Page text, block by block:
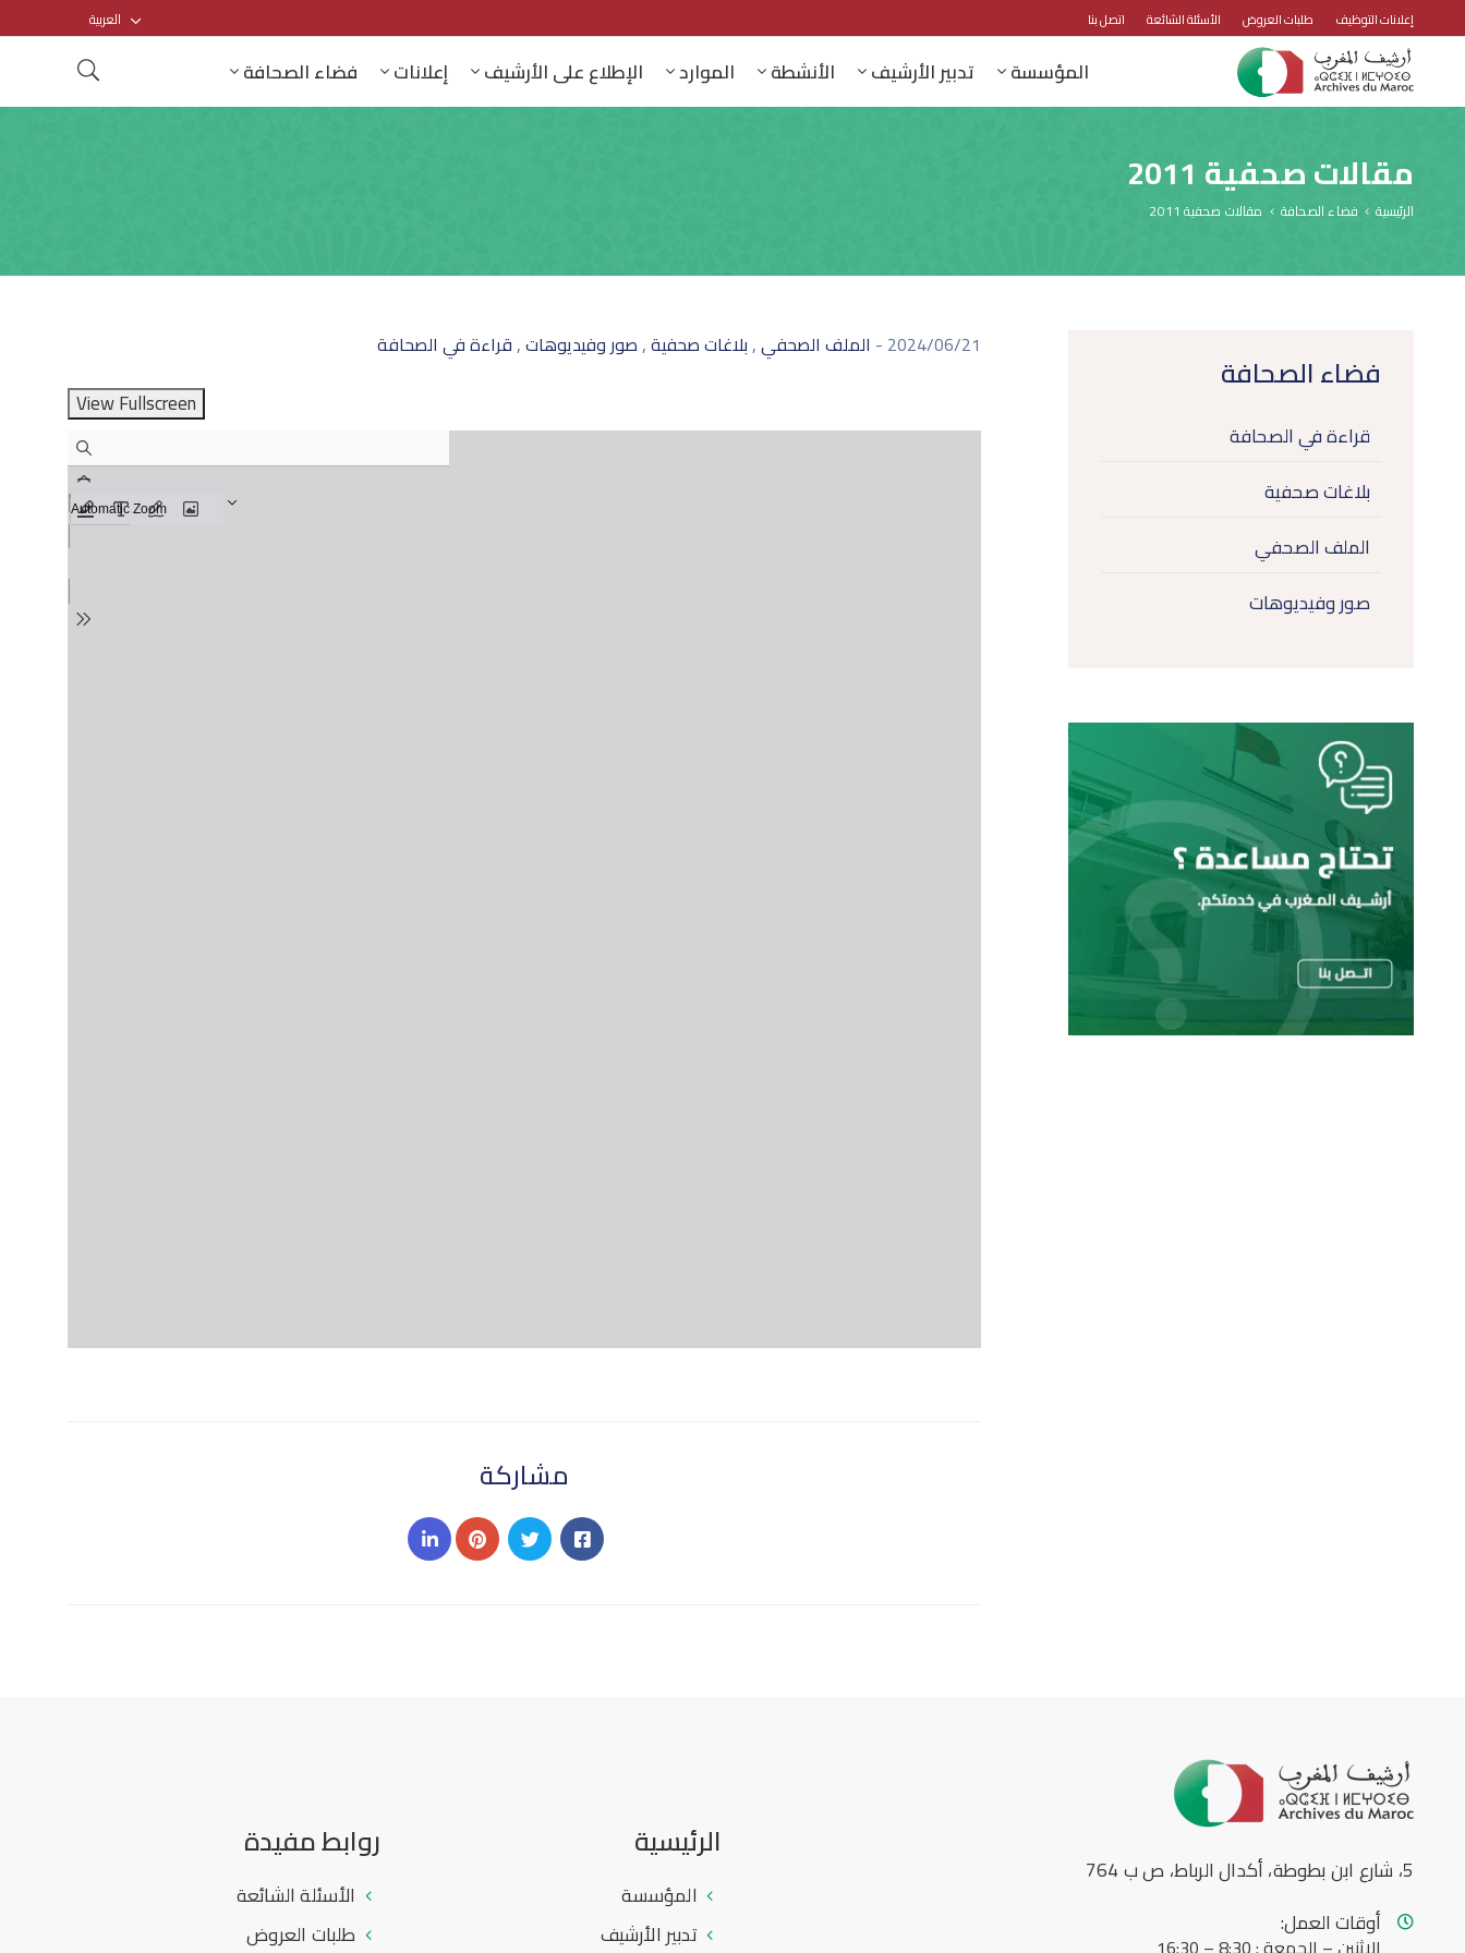
إعلانات التوظيف طلبات العروض الأسئلة الشائعة اتصل بنا العربية
المؤسسة تدبير الأرشيف الأنشطة الموارد الإطلاع على الأرشيف إعلانات فضاء الصحافة
مقالات صحفية 2011
الرئيسية فضاء الصحافة مقالات صحفية 2011
فضاء الصحافة
قراءة في الصحافة
بلاغات صحفية
الملف الصحفي
صور وفيديوهات
2024/06/21
- الملف الصحفي,بلاغات صحفية,صور وفيديوهات,قراءة في الصحافة
View Fullscreen
مشاركة
5، شارع ابن بطوطة، أكدال الرباط، ص ب 764
أوقات العمل:
الرئيسية
المؤسسة
تدبير الأرشيف
روابط مفيدة
الأسئلة الشائعة
طلبات العروض